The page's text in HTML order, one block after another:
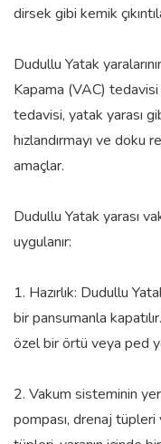
dirsek gibi kemik
Dudullu Yatak
Kapama (VAC)
tedavisi, yatak yarası
hızlandırmayı ve
amaçlar.
Dudullu Yatak yarası
uygulanır:
1. Hazırlık: Dudullu
bir pansumanla
özel bir örtü veya ped
2. Vakum sisteminin
pompası, drenaj